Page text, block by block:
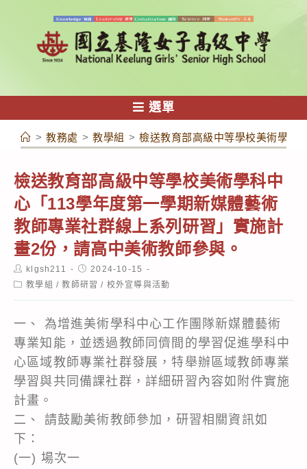
容
選單
> 教務處 > 教學組 > 檢送教育部高級中等學校美術學科
檢送教育部高級中等學校美術學科中
心「113學年度第一學期新媒體藝術
教師專業社群線上系列研習」實施計
畫2份，請高中美術教師參與。
Post
author:
klgsh211
Post
published:
2024-10-15
Post教學組 / 教師研習 / 校外宣導與活動
一、 為增進美術學科中心工作團隊新媒體藝術
專業知能，並透過教師同儕間的學習促進學科中
心區域教師專業社群發展，特舉辦區域教師專業
學習與共同備課社群，詳細研習內容如附件實施
計畫。
二、 請鼓勵美術教師參加，研習相關資訊如
下：
(一) 場次一